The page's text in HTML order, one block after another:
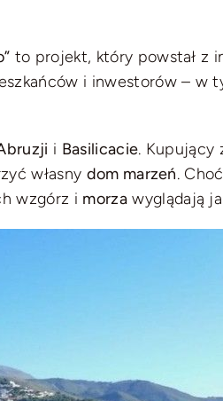
to projekt, który powstał z
i inwestorów – w
i Basilicacie. Kupujący
własny dom marzeń.
wzgórz i morzawyglądają